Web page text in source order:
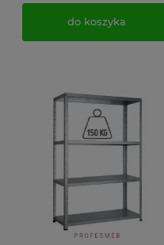
do koszyka